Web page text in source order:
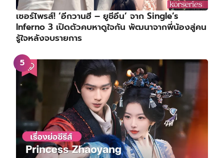
เซอร์ไพรส์! ‘อีกวานฮี – ยูชีอึน’ จาก Single’s
Inferno 3 เปิดตัวคบหาดูใจกัน พัฒนาจากพี่น้องสู่คน
รู้ใจหลังจบรายการ